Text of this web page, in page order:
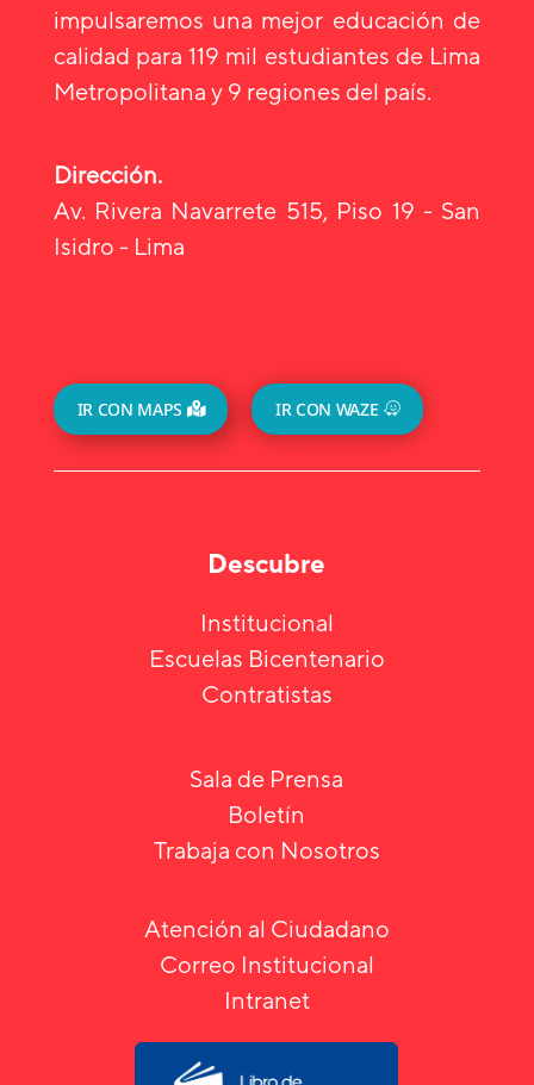
impulsaremos una mejor educación de
calidad para 119 mil estudiantes de Lima
Metropolitana y 9 regiones del país.
Dirección.
Av. Rivera Navarrete 515, Piso 19 - San
Isidro - Lima
IR CON MAPS IR CON WAZE
Descubre
Institucional
Escuelas Bicentenario
Contratistas
Sala de Prensa
Boletín
Trabaja con Nosotros
Atención al Ciudadano
Correo Institucional
Intranet